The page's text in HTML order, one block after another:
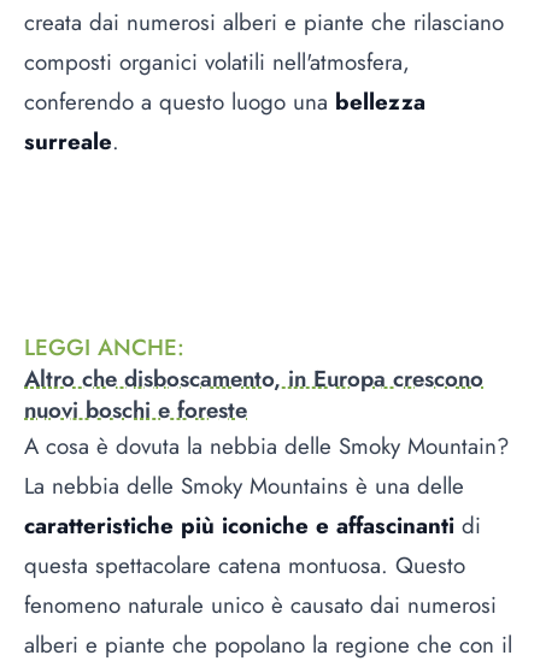
creata dai numerosi alberi e piante che rilasciano
composti organici volatili nell'atmosfera,
conferendo a questo luogo una bellezza
surreale.
LEGGI ANCHE:
Altro che disboscamento, in Europa crescono
nuovi boschi e foreste
A cosa è dovuta la nebbia delle Smoky Mountain?
La nebbia delle Smoky Mountains è una delle
caratteristiche più iconiche e affascinanti di
questa spettacolare catena montuosa. Questo
fenomeno naturale unico è causato dai numerosi
alberi e piante che popolano la regione che con il